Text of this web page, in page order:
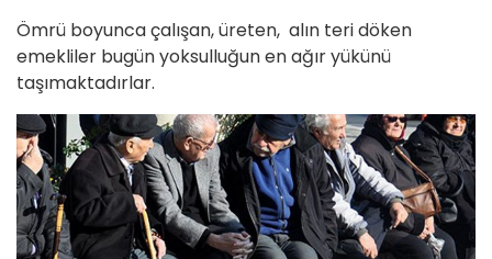
Ömrü boyunca çalışan, üreten, alın teri döken
emekliler bugün yoksulluğun en ağır yükünü
taşımaktadırlar.